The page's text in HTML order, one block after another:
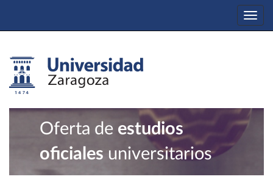
Oferta de estudios
oficiales universitarios